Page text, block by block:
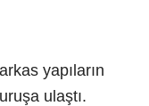
yapıların
ulaştı.